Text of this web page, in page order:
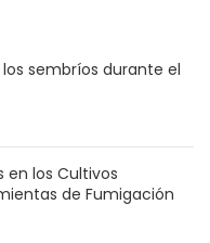
sembríos durante el
en los Cultivos
de Fumigación